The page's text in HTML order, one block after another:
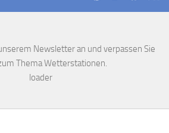
Newsletter an und verpassen Sie
Thema Wetterstationen.